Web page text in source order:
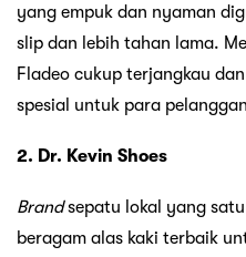
yang empuk dan nyaman
slip dan lebih tahan lama.
Fladeo cukup terjangkau
spesial untuk para
2. Dr. Kevin Shoes
Brandsepatu lokal yang
beragam alas kaki terbaik